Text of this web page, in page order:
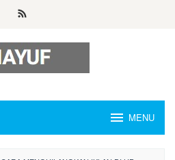
MENU